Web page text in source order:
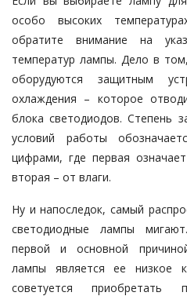
особо высоких
обратите внимание на
температур лампы. Дело в
оборудуются защитным
охлаждения – которое
блока светодиодов. Степень
условий работы
цифрами, где первая
вторая – от влаги.
Ну и напоследок, самый
светодиодные лампы
первой и основной
лампы является ее низкое
советуется приобретать